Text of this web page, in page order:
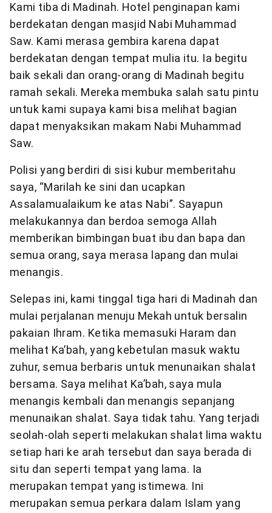
Kami tiba di Madinah. Hotel penginapan kami
berdekatan dengan masjid Nabi Muhammad
Saw. Kami merasa gembira karena dapat
berdekatan dengan tempat mulia itu. Ia begitu
baik sekali dan orang-orang di Madinah begitu
ramah sekali. Mereka membuka salah satu pintu
untuk kami supaya kami bisa melihat bagian
dapat menyaksikan makam Nabi Muhammad
Saw.
Polisi yang berdiri di sisi kubur memberitahu
saya, “Marilah ke sini dan ucapkan
Assalamualaikum ke atas Nabi”. Sayapun
melakukannya dan berdoa semoga Allah
memberikan bimbingan buat ibu dan bapa dan
semua orang, saya merasa lapang dan mulai
menangis.
Selepas ini, kami tinggal tiga hari di Madinah dan
mulai perjalanan menuju Mekah untuk bersalin
pakaian Ihram. Ketika memasuki Haram dan
melihat Ka’bah, yang kebetulan masuk waktu
zuhur, semua berbaris untuk menunaikan shalat
bersama. Saya melihat Ka’bah, saya mula
menangis kembali dan menangis sepanjang
menunaikan shalat. Saya tidak tahu. Yang terjadi
seolah-olah seperti melakukan shalat lima waktu
setiap hari ke arah tersebut dan saya berada di
situ dan seperti tempat yang lama. Ia
merupakan tempat yang istimewa. Ini
merupakan semua perkara dalam Islam yang